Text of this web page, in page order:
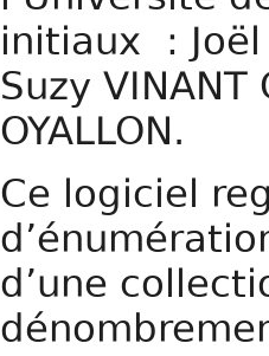
initiaux : Joël
Suzy VINANT
OYALLON.
Ce logiciel
d’une